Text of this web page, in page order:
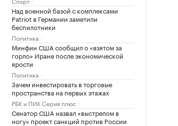
Над военной базой с комплексами
Patriot в Германии заметили
беспилотники
Политика
Минфин США сообщил о «взятом за
горло» Иране после экономической
ярости
Политика
Зачем инвестировать в торговые
пространства на первых этажах
РБК и ПИК Серия плюс
Сенатор США назвал «выстрелом в
ногу» проект санкций против России